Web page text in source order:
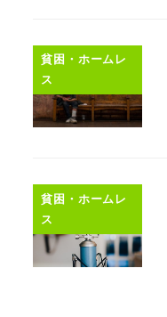
貧困・ホームレ
ス
貧困・ホームレ
ス